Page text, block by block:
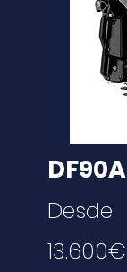
DF90A
Desde
13.600€